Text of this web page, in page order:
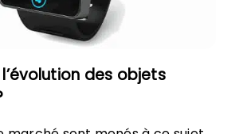
des objets